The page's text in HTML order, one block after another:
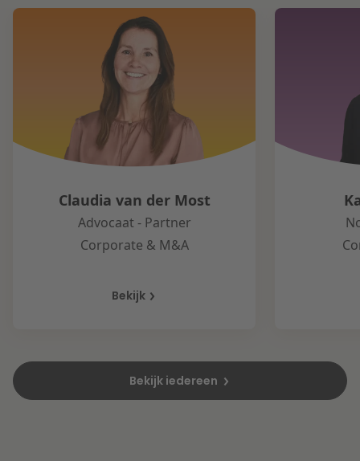
Claudia van der Most
Advocaat - Partner
Corporate & M&A
Bekijk
Bekijk iedereen